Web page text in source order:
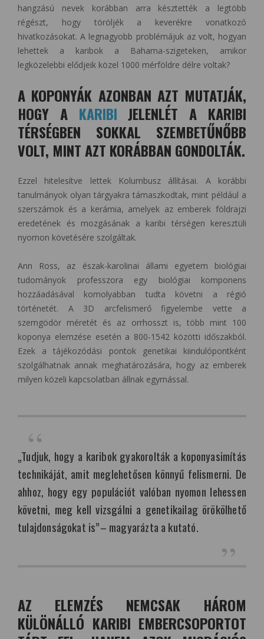
hangzású nevek korábban arra késztették a legtöbb
régészt, hogy töröljék a keverékre vonatkozó
hivatkozásokat. A legnagyobb problémájuk az volt, hogyan
lehettek a karibok a Bahama-szigeteken, amikor
legközelebbi elődjeik közel 1000 mérföldre délre voltak?
A KOPONYÁK AZONBAN AZT MUTATJÁK,
HOGY A KARIBI JELENLÉT A KARIBI
TÉRSÉGBEN SOKKAL SZEMBETŰNŐBB
VOLT, MINT AZT KORÁBBAN GONDOLTÁK.
Ezzel hitelesítve lettek Kolumbusz állításai. A korábbi
tanulmányok olyan tárgyakra támaszkodtak, mint például a
szerszámok és a kerámia, amelyek az emberek földrajzi
eredetének és mozgásának a karibi térségen keresztüli
nyomon követésére szolgáltak.
Ann Ross, az észak-karolinai állami egyetem biológiai
tudományok professzora egy biológiai komponens
hozzáadásával komolyabban tudta követni a régió
történetét. A 3D arcfelismerő figyelembe vette a
szemgödör méretét és az orrhosszt is, több mint 100
koponya elemzése esetén a 800-1542 közötti időszakból.
Ezek a tájékozódási pontok genetikai kiindulópontként
szolgálhatnak annak meghatározására, hogy az emberek
milyen közeli kapcsolatban állnak egymással.
„Tudjuk, hogy a karibok gyakorolták a koponyasimítás
technikáját, amit meglehetősen könnyű felismerni. De
ahhoz, hogy egy populációt valóban nyomon lehessen
követni, meg kell vizsgálni a genetikailag örökölhető
tulajdonságokat is”– magyarázta a kutató.
AZ ELEMZÉS NEMCSAK HÁROM
KÜLÖNÁLLÓ KARIBI EMBERCSOPORTOT